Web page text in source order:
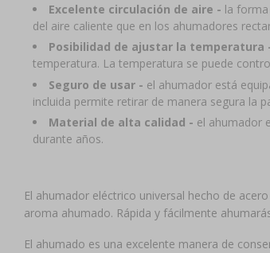
Excelente circulación de aire - la
del aire caliente que en los ahumadores
Posibilidad de ajustar la temperatura
temperatura. La temperatura se puede
Seguro de usar - el ahumador está
incluida permite retirar de manera segura la
Material de alta calidad - el ahumador
durante años.
El ahumador eléctrico universal hecho de
aroma ahumado. Rápida y fácilmente
El ahumado es una excelente manera de